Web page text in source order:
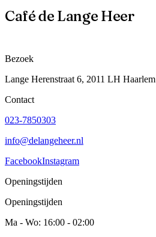
Café de Lange Heer
Bezoek
Lange Herenstraat 6, 2011 LH Haarlem
Contact
023-7850303
info@delangeheer.nl
FacebookInstagram
Openingstijden
Openingstijden
Ma - Wo: 16:00 - 02:00